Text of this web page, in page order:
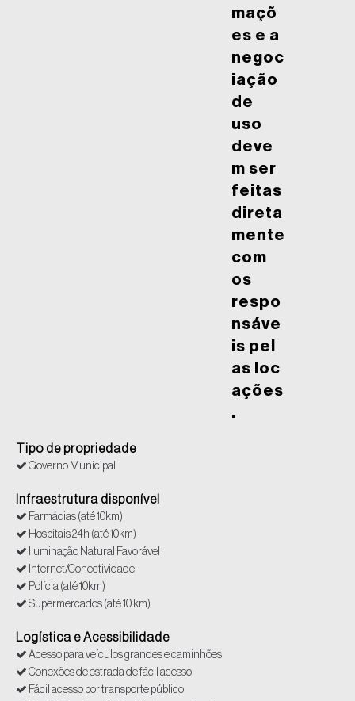
maçõ
es e a
negoc
iação
de
uso
deve
m ser
feitas
direta
mente
com
os
respo
nsáve
is pel
as loc
ações
.
Tipo de propriedade
Governo Municipal
Infraestrutura disponível
Farmácias (até 10km)
Hospitais 24h (até 10km)
Iluminação Natural Favorável
Internet/Conectividade
Polícia (até 10km)
Supermercados (até 10 km)
Logística e Acessibilidade
Acesso para veículos grandes e caminhões
Conexões de estrada de fácil acesso
Fácil acesso por transporte público